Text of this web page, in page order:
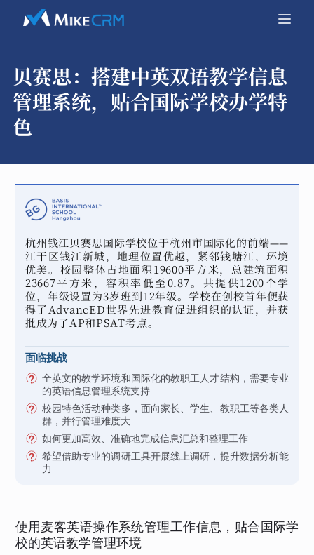
贝赛思： 搭建中英双语教学信息
管理系统，贴合国际学校办学特
色
杭州钱江贝赛思国际学校位于杭州市国际化的前端——
江干区钱江新城，地理位置优越，紧邻钱塘江，环境
优美。校园整体占地面积19600平方米，总建筑面积
23667平方米，容积率低至0.87。共提供1200个学
位，年级设置为3岁班到12年级。学校在创校首年便获
得了AdvancED世界先进教育促进组织的认证，并获
批成为了AP和PSAT考点。
面临挑战
全英文的教学环境和国际化的教职工人才结构，需要专业
的英语信息管理系统支持
校园特色活动种类多，面向家长、学生、教职工等各类人
群，并行管理难度大
如何更加高效、准确地完成信息汇总和整理工作
希望借助专业的调研工具开展线上调研，提升数据分析能
力
使用麦客英语操作系统管理工作信息，贴合国际学
校的英语教学管理环境